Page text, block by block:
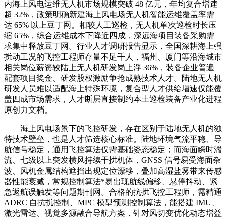
内海上风电运维无人机市场规模突破 48 亿元，年均复合增速
超 32%，政策明确新建海上风电场无人机智能运维覆盖率需
达 65% 以上豆丁网。相较人工巡检，无人机单次巡检时长压
缩 65%，综合运维成本下降近四成，深远海项目装备采购需
求集中释放豆丁网。行业人才调研报告显示，全国深耕海上强
扰动工况的飞控工程师存量不足千人，福州、厦门等沿海城市
相关岗位薪资较陆上无人机研发岗上浮 36%，装备企业普遍
配套项目奖金、研发股权激励争抢成熟技术人才。陆地无人机
研发人员难以适配海上特殊环境，复合型人才供给增速仅能覆
盖四成市场需求，人才断层直接制约本土巡检装备产业化进程
原创力文档。
海上风电场景下的飞控研发，存在区别于陆地无人机的独
特技术壁垒，也是人才筛选核心标准。陆地环境气流平稳、导
航信号稳定，通用飞控算法仅需基础姿态稳定；而海面瞬时湍
流、七级以上突发横风持续干扰机体，GNSS 信号易受海面杂
波、风机金属结构遮挡出现定位漂移，叠加高湿盐雾带来传感
器性能衰减，常规控制算法*易出现航线偏移、悬停抖动、紧
急返航误触发等问题期刊网。合格的抗扰飞控工程师，需精通
ADRC 自抗扰控制、MPC 模型预测控制算法，能搭建 IMU、
激光雷达、视觉多源融合导航方案，针对风切变优化动态增益